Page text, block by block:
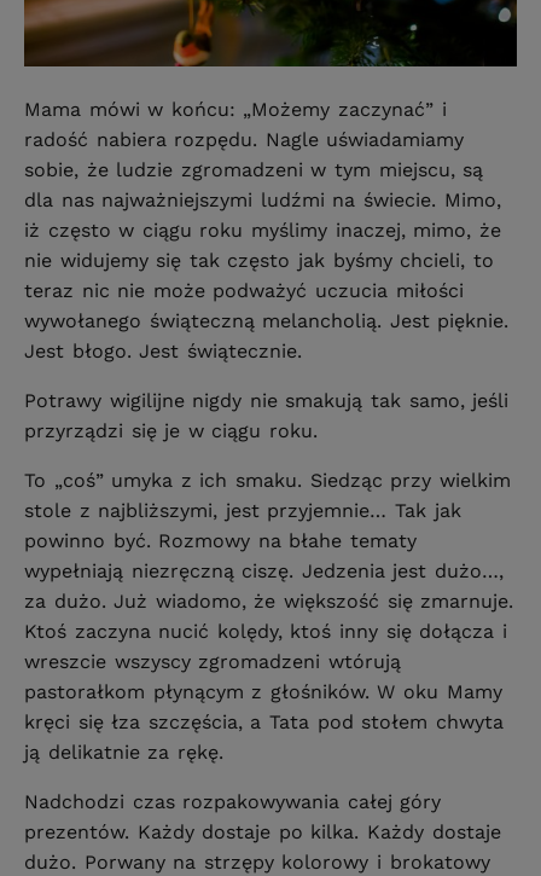
Mama mówi w końcu: „Możemy zaczynać” i
radość nabiera rozpędu. Nagle uświadamiamy
sobie, że ludzie zgromadzeni w tym miejscu, są
dla nas najważniejszymi ludźmi na świecie. Mimo,
iż często w ciągu roku myślimy inaczej, mimo, że
nie widujemy się tak często jak byśmy chcieli, to
teraz nic nie może podważyć uczucia miłości
wywołanego świąteczną melancholią. Jest pięknie.
Jest błogo. Jest świątecznie.
Potrawy wigilijne nigdy nie smakują tak samo, jeśli
przyrządzi się je w ciągu roku.
To „coś” umyka z ich smaku. Siedząc przy wielkim
stole z najbliższymi, jest przyjemnie… Tak jak
powinno być. Rozmowy na błahe tematy
wypełniają niezręczną ciszę. Jedzenia jest dużo…,
za dużo. Już wiadomo, że większość się zmarnuje.
Ktoś zaczyna nucić kolędy, ktoś inny się dołącza i
wreszcie wszyscy zgromadzeni wtórują
pastorałkom płynącym z głośników. W oku Mamy
kręci się łza szczęścia, a Tata pod stołem chwyta
ją delikatnie za rękę.
Nadchodzi czas rozpakowywania całej góry
prezentów. Każdy dostaje po kilka. Każdy dostaje
dużo. Porwany na strzępy kolorowy i brokatowy